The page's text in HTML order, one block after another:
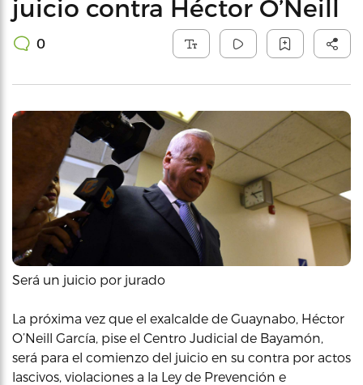
juicio contra Héctor O’Neill
0
Será un juicio por jurado
La próxima vez que el exalcalde de Guaynabo, Héctor
O’Neill García, pise el Centro Judicial de Bayamón,
será para el comienzo del juicio en su contra por actos
lascivos, violaciones a la Ley de Prevención e